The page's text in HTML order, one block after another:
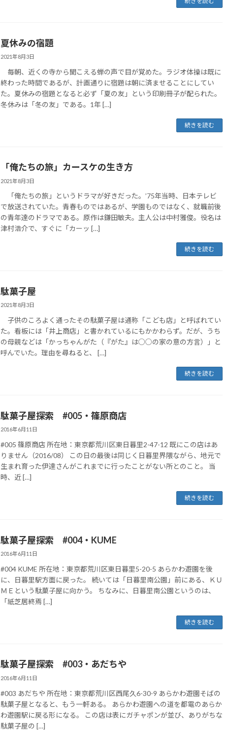
夏休みの宿題
2021年8月3日
毎朝、近くの寺から聞こえる蝉の声で目が覚めた。ラジオ体操は既に
終わった時間であるが、計画通りに宿題は朝に済ませることにしてい
た。夏休みの宿題となると必ず「夏の友」という印刷冊子が配られた。
冬休みは「冬の友」である。1年 […]
続きを読む
「俺たちの旅」カースケの生き方
2021年8月3日
「俺たちの旅」というドラマが好きだった。’75年当時、日本テレビ
で放送されていた。青春ものではあるが、学園ものではなく、就職前後
の青年達のドラマである。原作は鎌田敏夫。主人公は中村雅俊。役名は
津村浩介で、すぐに「カーッ […]
続きを読む
駄菓子屋
2021年8月3日
子供のころよく通ったその駄菓子屋は通称「こども店」と呼ばれてい
た。看板には「井上商店」と書かれているにもかかわらず。だが、うち
の母親などは「かっちゃんがた（『がた』は○○の家の意の方言）」と
呼んでいた。理由を尋ねると、 […]
続きを読む
駄菓子屋探索 #005・篠原商店
2016年6月11日
#005 篠原商店 所在地：東京都荒川区東日暮里2-47-12 既にこの店はあ
りません（2016/08） この日の最後は同じく日暮里界隈ながら、地元で
生まれ育った伊達さんがこれまでに行ったことがない所とのこと。 当
時、近 […]
続きを読む
駄菓子屋探索 #004・KUME
2016年6月11日
#004 KUME 所在地：東京都荒川区東日暮里5-20-5 あらかわ遊園を後
に、日暮里駅方面に戻った。 続いては「日暮里南公園」前にある、ＫＵ
ＭＥという駄菓子屋に向かう。 ちなみに、日暮里南公園というのは、
「紙芝居終焉 […]
続きを読む
駄菓子屋探索 #003・あだちや
2016年6月11日
#003 あだちや 所在地：東京都荒川区西尾久6-30-9 あらかわ遊園そばの
駄菓子屋となると、もう一軒ある。 あらかわ遊園への道を都電のあらか
わ遊園駅に戻る形になる。 この店は表にガチャポンが並び、ありがちな
駄菓子屋の […]